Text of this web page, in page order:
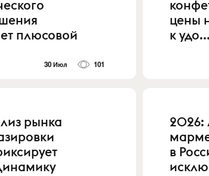
плюсовой
30 Июл 101
цены
к удо...
рынка
2026:
в